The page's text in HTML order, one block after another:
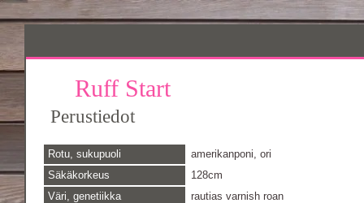
Ruff Start
Perustiedot
Rotu, sukupuoli
amerikanponi, ori
Säkäkorkeus
128cm
Väri, genetiikka
rautias varnish roan